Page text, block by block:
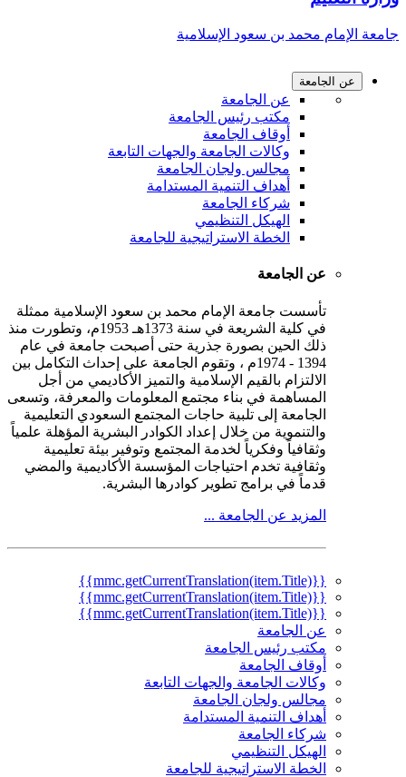
جامعة الإمام محمد بن سعود الإسلامية
عن الجامعة
عن الجامعة
مكتب رئيس الجامعة
أوقاف الجامعة
وكالات الجامعة والجهات التابعة
مجالس ولجان الجامعة
أهداف التنمية المستدامة
شركاء الجامعة
الهيكل التنظيمي
الخطة الاستراتيجية للجامعة
عن الجامعة
تأسست جامعة الإمام محمد بن سعود الإسلامية ممثلة
في كلية الشريعة في سنة 1373هـ 1953م، وتطورت منذ
ذلك الحين بصورة جذرية حتى أصبحت جامعة في عام
1394 - 1974م ، وتقوم الجامعة على إحداث التكامل بين
الالتزام بالقيم الإسلامية والتميز الأكاديمي من أجل
المساهمة في بناء مجتمع المعلومات والمعرفة، وتسعى
الجامعة إلى تلبية حاجات المجتمع السعودي التعليمية
والتنموية من خلال إعداد الكوادر البشرية المؤهلة علمياً
وثقافياً وفكرياً لخدمة المجتمع وتوفير بيئة تعليمية
وثقافية تخدم احتياجات المؤسسة الأكاديمية والمضي
قدماً في برامج تطوير كوادرها البشرية.
المزيد عن الجامعة ...
{{mmc.getCurrentTranslation(item.Title)}}
{{mmc.getCurrentTranslation(item.Title)}}
{{mmc.getCurrentTranslation(item.Title)}}
عن الجامعة
مكتب رئيس الجامعة
أوقاف الجامعة
وكالات الجامعة والجهات التابعة
مجالس ولجان الجامعة
أهداف التنمية المستدامة
شركاء الجامعة
الهيكل التنظيمي
الخطة الاستراتيجية للجامعة